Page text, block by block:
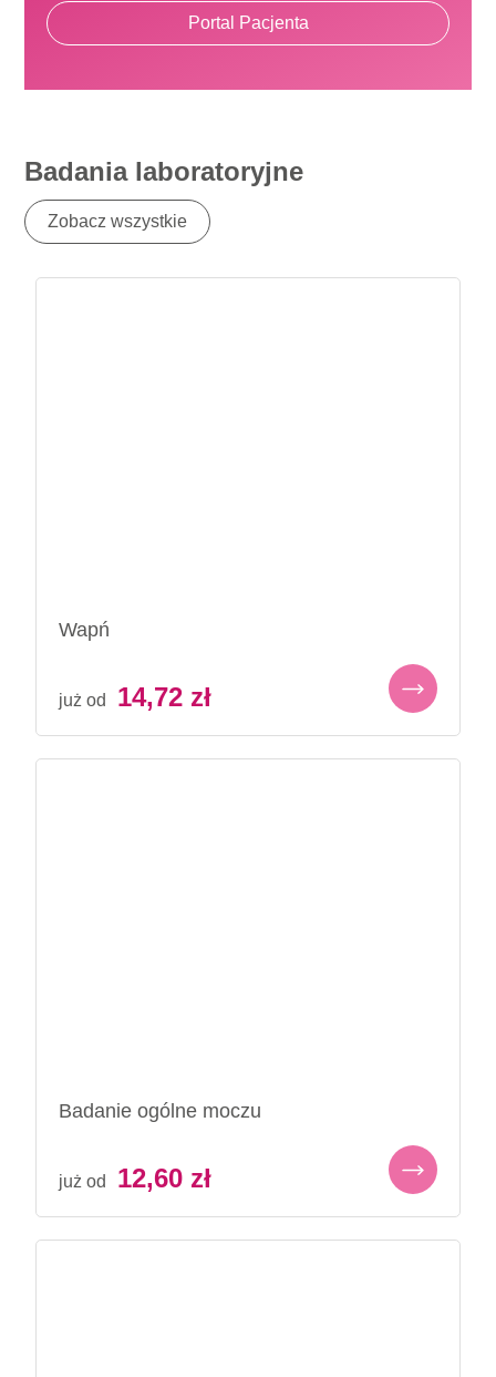
Portal Pacjenta
Badania laboratoryjne
Zobacz wszystkie
Wapń
już od 14,72 zł
Badanie ogólne moczu
już od 12,60 zł